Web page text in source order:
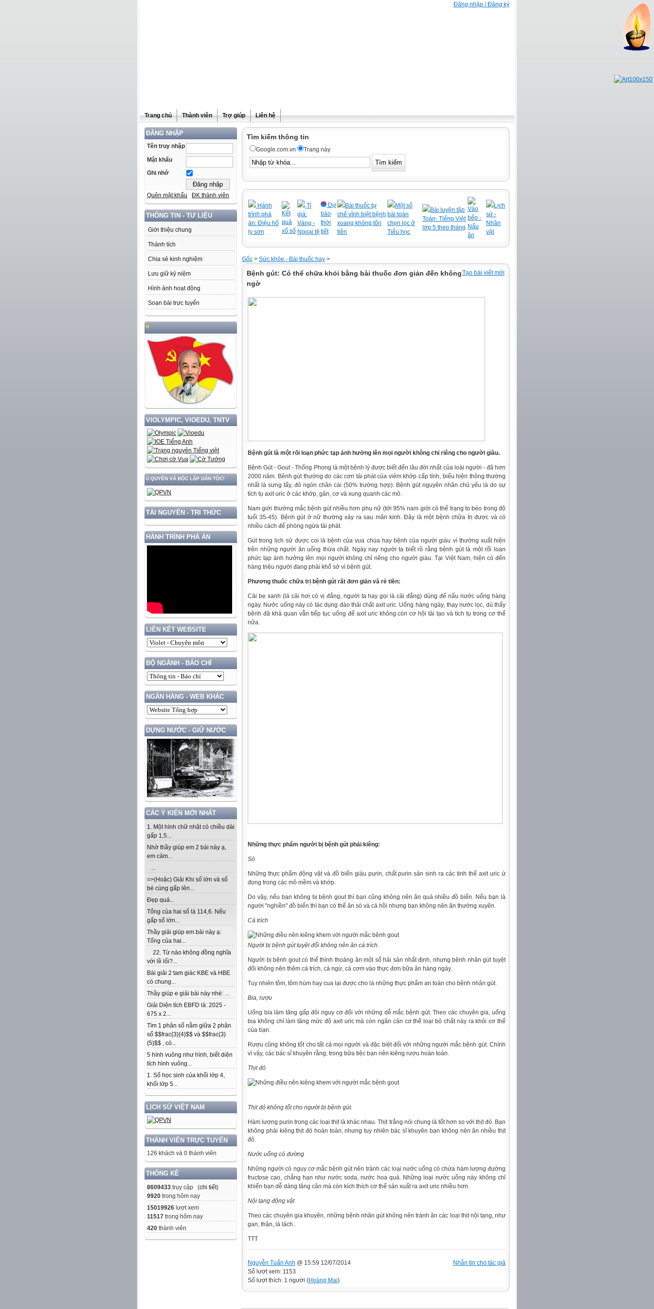
Đăng nhập / Đăng ký
Trang chủ Thành viên Trợ giúp Liên hệ
ĐĂNG NHẬP
Tên truy nhập
Mật khẩu
Ghi nhớ
Quên mật khẩu ĐK thành viên
THÔNG TIN - TƯ LIỆU
Giới thiệu chung
Thành tích
Chia sẻ kinh nghiệm
Lưu giữ kỷ niệm
Hình ảnh hoạt động
Soạn bài trực tuyến
VIOLYMPIC, VIOEDU, TNTV
ĐẤT NƯỚC GẮN VỚI BẢO VỆ VỮNG CHẮC CHỦ QUYỀN VÀ ĐỘC LẬP DÂN TỘC!
TÀI NGUYÊN - TRI THỨC
HÀNH TRÌNH PHÁ ÁN
LIÊN KẾT WEBSITE
BỘ NGÀNH - BÁO CHÍ
NGÂN HÀNG - WEB KHÁC
DỰNG NƯỚC - GIỮ NƯỚC
CÁC Ý KIẾN MỚI NHẤT
1. Một hình chữ nhật có chiều dài
gấp 1,5...
Nhờ thầy giúp em 2 bài này ạ,
em cảm...
...
=>(Hoặc) Giải Khi số lớn và số
bé cùng gấp lên...
Đẹp quá...
Tổng của hai số là 114,6. Nếu
gấp số lớn...
Thầy giải giúp em bài này ạ:
Tổng của hai...
22. Từ nào không đồng nghĩa
với lề lối?...
Bài giải 2 tam giác KBE và HBE
có chung...
Thầy giúp e giải bài này nhé: ...
Giải Diện tích EBFD là: 2025 -
675 x 2...
Tìm 1 phân số nằm giữa 2 phân
số $$frac{3}{4}$$ và $$frac{3}
{5}$$ , có...
5 hình vuông như hình, biết diện
tích hình vuông...
1. Số học sinh của khối lớp 4,
khối lớp 5...
LỊCH SỬ VIỆT NAM
THÀNH VIÊN TRỰC TUYẾN
126 khách và 0 thành viên
THỐNG KÊ
8609433 truy cập (chi tiết)
9920 trong hôm nay
15019926 lượt xem
11517 trong hôm nay
420 thành viên
Tìm kiếm thông tin
Google.com.vn Trang này
Hành
trình phá
án: Điệu hổ
ly sơn
Kết
quả
xổ số
Tỉ
giá:
Vàng -
Ngoại tệ
Dự
báo
thời
tiết
Bài thuốc tự
chế vĩnh biệt bệnh
xoang không tốn
tiền
Một số
bài toán
chọn lọc ở
Tiểu học
Bài luyện tập
Toán- Tiếng Việt
lớp 5 theo tháng
Vào
bếp -
Nấu
ăn
Lịch
sử -
Nhân
vật
Gốc > Sức khỏe - Bài thuốc hay >
Tạo bài viết mới
Bệnh gút: Có thể chữa khỏi bằng bài thuốc đơn giản đến không
ngờ
Bệnh gút là một rối loạn phức tạp ảnh hưởng lên mọi người không chỉ riêng cho người giàu.
Bệnh Gút - Gout - Thống Phong là một bệnh lý được biết đến lâu đời nhất của loài người - đã hơn
2000 năm. Bênh gút thường do các cơn tái phát của viêm khớp cấp tính, biểu hiện thông thường
nhất là sưng tấy, đỏ ngón chân cái (50% trường hợp). Bệnh gút nguyên nhân chủ yếu là do sự
tích tụ axit uric ở các khớp, gân, cơ và xung quanh các mô.
Nam giới thường mắc bệnh gút nhiều hơn phụ nữ (tới 95% nam giới có thể trạng to béo trong độ
tuổi 35-45). Bệnh gút ở nữ thường xảy ra sau mãn kinh. Đây là một bệnh chữa trị được và có
nhiều cách để phòng ngừa tái phát.
Gút trong lịch sử được coi là bệnh của vua chúa hay bệnh của người giàu vì thường xuất hiện
trên những người ăn uống thừa chất. Ngày nay người ta biết rõ rằng bệnh gút là một rối loạn
phức tạp ảnh hưởng lên mọi người không chỉ riêng cho người giàu. Tại Việt Nam, hiện có đến
hàng triệu người đang phải khổ sở vì bệnh gút.
Phương thuốc chữa trị bệnh gút rất đơn giản và rẻ tiền:
Cải bẹ xanh (lá cải hơi có vị đắng, người ta hay gọi là cải đắng) dùng để nấu nước uống hàng
ngày. Nước uống này có tác dụng đào thải chất axit uric. Uống hàng ngày, thay nước lọc, dù thấy
bệnh đã khả quan vẫn tiếp tục uống để axit uric không còn cơ hội tái tạo và tích tụ trong cơ thể
nữa.
Những thực phẩm người bị bệnh gút phải kiêng:
Sò
Những thực phẩm động vật và đồ biển giàu purin, chất purin sản sinh ra các tinh thể axit uric ứ
đọng trong các mô mềm và khớp.
Do vậy, nếu bạn không bị bệnh gout thì bạn cũng không nên ăn quá nhiều đồ biển. Nếu bạn là
người "nghiền" đồ biển thì bạn có thể ăn sò và cá hồi nhưng bạn không nên ăn thường xuyên.
Cá trích
Người bị bệnh gút tuyệt đối không nên ăn cá trích.
Người bị bệnh gout có thể thỉnh thoảng ăn một số hải sản nhất định, nhưng bệnh nhân gút tuyệt
đối không nên thêm cá trích, cá ngừ, cá cơm vào thực đơn bữa ăn hàng ngày.
Tuy nhiên tôm, tôm hùm hay cua lại được cho là những thực phẩm an toàn cho bệnh nhân gút.
Bia, rượu
Uống bia làm tăng gấp đôi nguy cơ đối với những dễ mắc bệnh gút. Theo các chuyên gia, uống
bia không chỉ làm tăng mức độ axit uric mà còn ngăn cản cơ thể loại bỏ chất này ra khỏi cơ thể
của bạn.
Rượu cũng không tốt cho tất cả mọi người và đặc biệt đối với những người mắc bệnh gút. Chính
vì vậy, các bác sĩ khuyên rằng, trong bữa tiệc bạn nên kiêng rượu hoàn toàn.
Thịt đỏ
Thịt đỏ không tốt cho người bị bệnh gút.
Hàm lượng purin trong các loại thịt là khác nhau. Thịt trắng nói chung là tốt hơn so với thịt đỏ. Bạn
không phải kiêng thịt đỏ hoàn toàn, nhưng tuy nhiên bác sĩ khuyên bạn không nên ăn nhiều thịt
đỏ.
Nước uống có đường
Những người có nguy cơ mắc bệnh gút nên tránh các loại nước uống có chứa hàm lượng đường
fructose cao, chẳng hạn như nước soda, nước hoa quả. Những loại nước uống này không chỉ
khiến bạn dễ dàng tăng cân mà còn kích thích cơ thể sản xuất ra axit uric nhiều hơn.
Nội tạng động vật
Theo các chuyên gia khuyên, những bệnh nhân gút không nên tránh ăn các loại thịt nội tạng, như
gan, thận, lá lách..
TTT
Nhắn tin cho tác giả
Nguyễn Tuấn Anh @ 15:59 12/07/2014
Số lượt xem: 1153
Số lượt thích: 1 người (Hoàng Mai)